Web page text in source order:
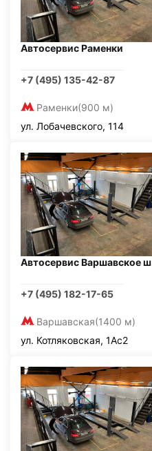
Автосервис Раменки
+7 (495) 135-42-87
Раменки(900 м)
ул. Лобачевского, 114
Автосервис Варшавское ш
+7 (495) 182-17-65
Варшавская(1400 м)
ул. Котляковская, 1Ас2